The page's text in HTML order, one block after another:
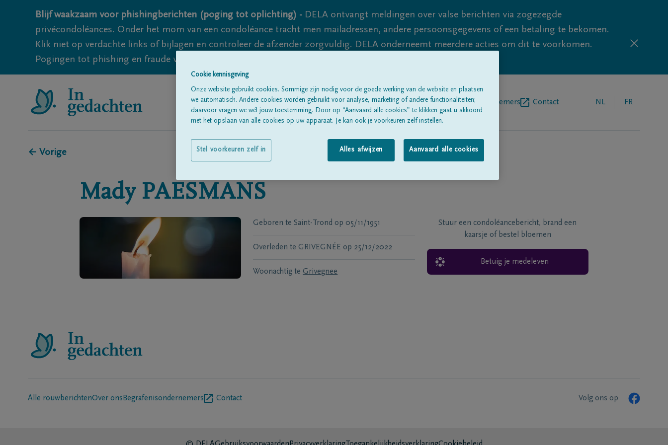
Blijf waakzaam voor phishingberichten (poging tot oplichting) - DELA ontvangt meldingen over valse berichten via zogezegde
privécondoléances. Onder het mom van een condoléance tracht men mailadressen, andere persoonsgegevens of een betaling te bekomen.
Klik niet op verdachte links of bijlagen en controleer de afzender zorgvuldig. DELA onderneemt meerdere acties om dit te voorkomen.
Pogingen tot phishing en fraude vallen echter nooit volledig uit te sluiten, dus blijf waakzaam.
Alle rouwberichten Over onsBegrafenisondernemers Contact NL FR
← Vorige
Mady PAESMANS
Geboren te Saint-Trond op 05/11/1951
Overleden te GRIVEGNÉE op 25/12/2022
Woonachtig te Grivegnee
Stuur een condoléancebericht, brand een
kaarsje of bestel bloemen
Betuig je medeleven
Alle rouwberichtenOver ons Begrafenisondernemers Contact Volg ons op
Cookie kennisgeving
Onze website gebruikt cookies. Sommige zijn nodig voor de goede werking van de website en plaatsen
we automatisch. Andere cookies worden gebruikt voor analyse, marketing of andere functionaliteiten;
daarvoor vragen we wél jouw toestemming. Door op “Aanvaard alle cookies” te klikken gaat u akkoord
met het opslaan van alle cookies op uw apparaat. Je kan ook je voorkeuren zelf instellen.
Alles afwijzen Aanvaard alle cookies
Stel voorkeuren zelf in